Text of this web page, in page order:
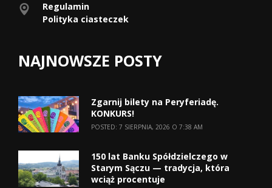
Regulamin
Polityka ciasteczek
NAJNOWSZE POSTY
Zgarnij bilety na Peryferiadę.
KONKURS!
POSTED: 7 SIERPNIA, 2026 O 7:38 AM
150 lat Banku Spółdzielczego w
Starym Sączu — tradycja, która
wciąż procentuje